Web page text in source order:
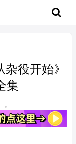
役开始》
集